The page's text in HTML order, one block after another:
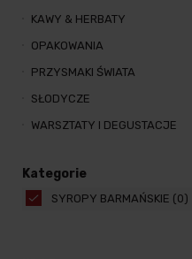
KAWY & HERBATY
OPAKOWANIA
PRZYSMAKI ŚWIATA
SŁODYCZE
WARSZTATY I DEGUSTACJE
Kategorie
SYROPY BARMAŃSKIE (0)